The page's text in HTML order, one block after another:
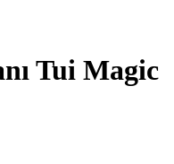
Tui Magic